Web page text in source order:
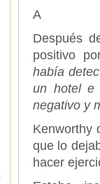
A
Después
positivo
había
un hotel e
negativo y
Kenworthy
que lo
hacer